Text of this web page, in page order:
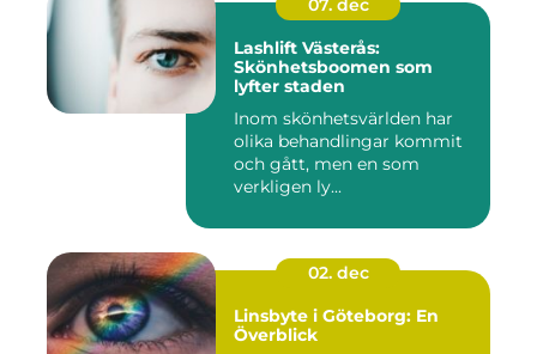
07. dec
Lashlift Västerås:
Skönhetsboomen som
lyfter staden
Inom skönhetsvärlden har
olika behandlingar kommit
och gått, men en som
verkligen ly...
02. dec
Linsbyte i Göteborg: En
Överblick